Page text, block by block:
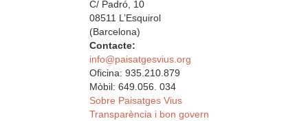
C/ Padró, 10
08511 L’Esquirol
(Barcelona)
Contacte:
info@paisatgesvius.org
Oficina: 935.210.879
Mòbil: 649.056. 034
Sobre Paisatges Vius
Transparència i bon govern